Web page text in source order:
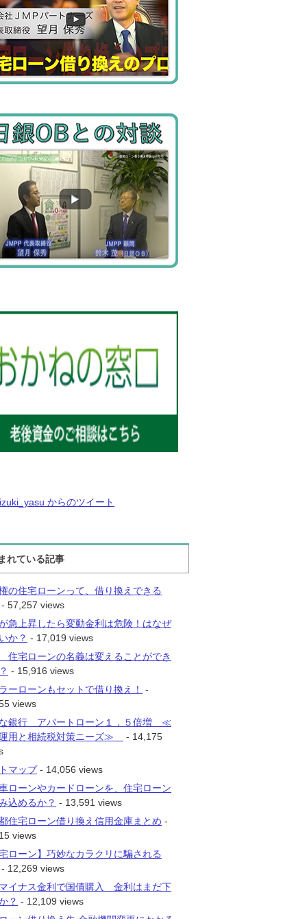
からのツイート
れている記事
の住宅ローンって、借り換えできる
57,257 views
急上昇したら変動金利は危険！はなぜ
か？ - 17,019 views
宅ローンの名義は変えることができ
- 15,916 views
ーローンもセットで借り換え！
-
views
銀行 アパートローン１．５倍増 ≪
用と相続税対策ニーズ≫
- 14,175
マップ- 14,056 views
ローンやカードローンを、住宅ローン
込めるか？ - 13,591 views
住宅ローン借り換え信用金庫まとめ -
views
ローン】巧妙なカラクリに騙される
12,269 views
イナス金利で国債購入 金利はまだ下
？ - 12,109 views